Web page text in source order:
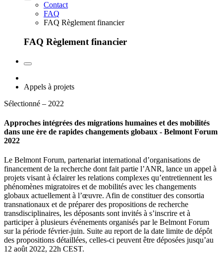
Contact
FAQ
FAQ Règlement financier
FAQ Règlement financier
Appels à projets
Sélectionné – 2022
Approches intégrées des migrations humaines et des mobilités
dans une ère de rapides changements globaux - Belmont Forum
2022
Le Belmont Forum, partenariat international d’organisations de
financement de la recherche dont fait partie l’ANR, lance un appel à
projets visant à éclairer les relations complexes qu’entretiennent les
phénomènes migratoires et de mobilités avec les changements
globaux actuellement à l’œuvre. Afin de constituer des consortia
transnationaux et de préparer des propositions de recherche
transdisciplinaires, les déposants sont invités à s’inscrire et à
participer à plusieurs événements organisés par le Belmont Forum
sur la période février-juin. Suite au report de la date limite de dépôt
des propositions détaillées, celles-ci peuvent être déposées jusqu’au
12 août 2022, 22h CEST.